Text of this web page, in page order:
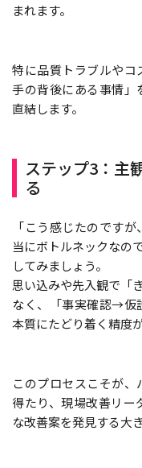
まれます。
特に品質トラブルやコ
手の背後にある事情」
直結します。
ステップ3：主
る
「こう感じたのです
当にボトルネックなの
してみましょう。
思い込みや先入観で「
なく、「事実確認→仮
本質にたどり着く精度
このプロセスこそが
得たり、現場改善リー
な改善案を発見する大